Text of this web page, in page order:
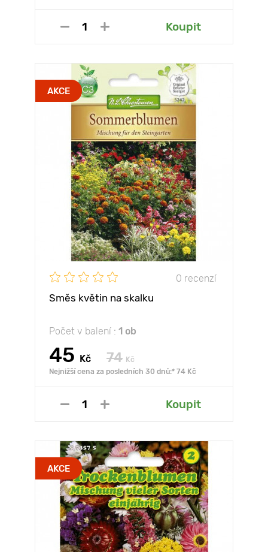
Koupit
AKCE
0 recenzí
Směs květin na skalku
Počet v balení : 1 ob
45 Kč 74 Kč
Nejnižší cena za posledních 30 dnů:* 74 Kč
Koupit
AKCE